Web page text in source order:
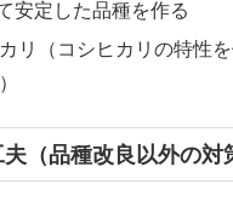
安定した品種を作る
リ（コシヒカリの特性
（品種改良以外の対